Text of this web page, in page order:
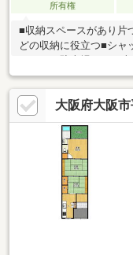
所有権
■収納スペースがあり
どの収納に役立つ■シャ
な方でも安心です■周辺
大阪府大阪